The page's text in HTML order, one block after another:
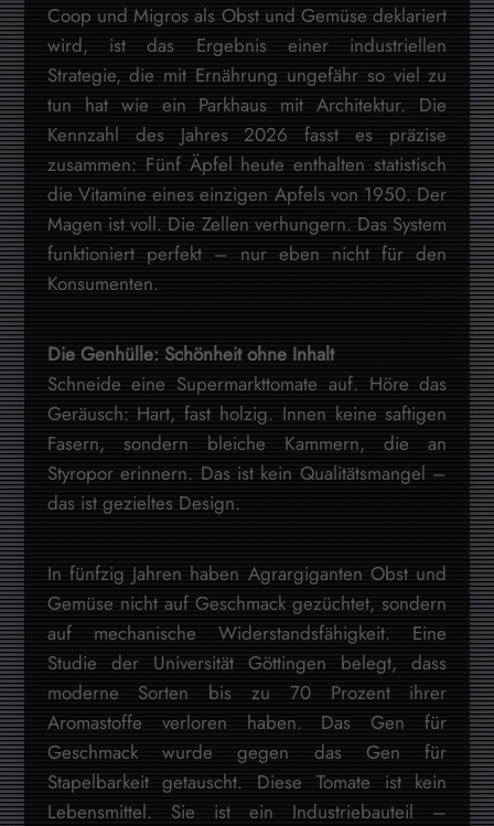
Coop und Migros als Obst und Gemüse deklariert
wird, ist das Ergebnis einer industriellen
Strategie, die mit Ernährung ungefähr so viel zu
tun hat wie ein Parkhaus mit Architektur. Die
Kennzahl des Jahres 2026 fasst es präzise
zusammen: Fünf Äpfel heute enthalten statistisch
die Vitamine eines einzigen Apfels von 1950. Der
Magen ist voll. Die Zellen verhungern. Das System
funktioniert perfekt – nur eben nicht für den
Konsumenten.
Die Genhülle: Schönheit ohne Inhalt
Schneide eine Supermarkttomate auf. Höre das
Geräusch: Hart, fast holzig. Innen keine saftigen
Fasern, sondern bleiche Kammern, die an
Styropor erinnern. Das ist kein Qualitätsmangel –
das ist gezieltes Design.
In fünfzig Jahren haben Agrargiganten Obst und
Gemüse nicht auf Geschmack gezüchtet, sondern
auf mechanische Widerstandsfähigkeit. Eine
Studie der Universität Göttingen belegt, dass
moderne Sorten bis zu 70 Prozent ihrer
Aromastoffe verloren haben. Das Gen für
Geschmack wurde gegen das Gen für
Stapelbarkeit getauscht. Diese Tomate ist kein
Lebensmittel. Sie ist ein Industriebauteil –